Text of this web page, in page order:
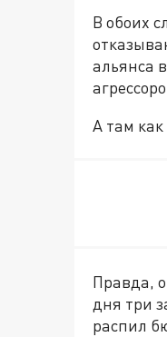
В обоих
альянса
А там
Правда,
дня три
распил